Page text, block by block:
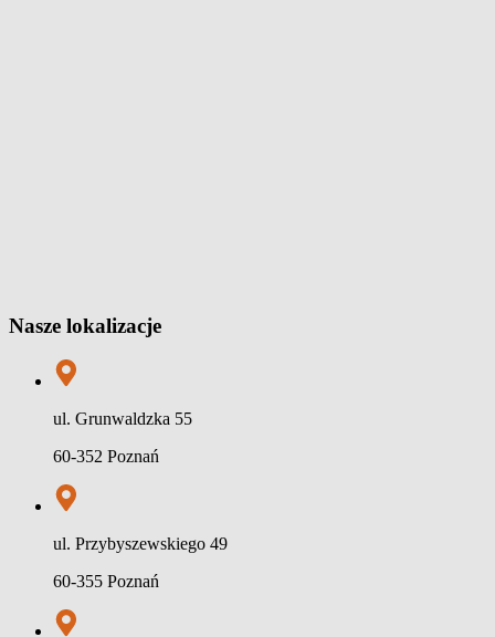
Nasze lokalizacje
ul. Grunwaldzka 55
60-352 Poznań
ul. Przybyszewskiego 49
60-355 Poznań